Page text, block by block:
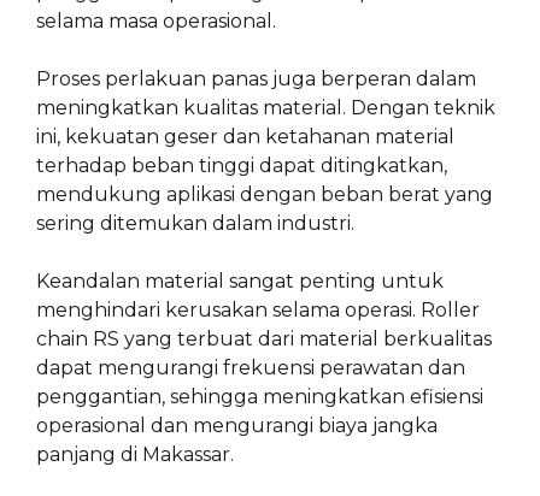
selama masa operasional.
Proses perlakuan panas juga berperan dalam
meningkatkan kualitas material. Dengan teknik
ini, kekuatan geser dan ketahanan material
terhadap beban tinggi dapat ditingkatkan,
mendukung aplikasi dengan beban berat yang
sering ditemukan dalam industri.
Keandalan material sangat penting untuk
menghindari kerusakan selama operasi. Roller
chain RS yang terbuat dari material berkualitas
dapat mengurangi frekuensi perawatan dan
penggantian, sehingga meningkatkan efisiensi
operasional dan mengurangi biaya jangka
panjang di Makassar.